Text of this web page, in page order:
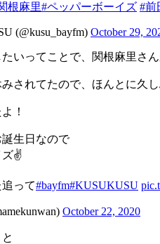
根麻里#ペッパーボーイズ #前
(@kusu_bayfm) October 29,
いってことで、関根麻里さ
されてたので、ほんとに久し
！
生日なので
ズ✌️
って#bayfm#KUSUKUSU
October 22, 2020